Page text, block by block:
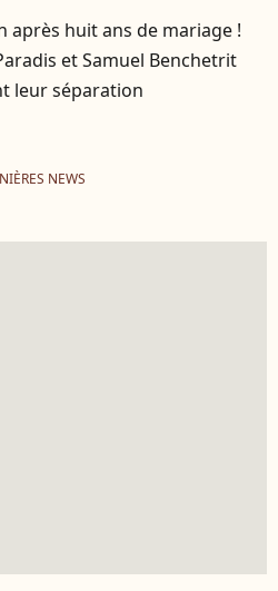
après huit ans de mariage !
et Samuel Benchetrit
leur séparation
NEWS